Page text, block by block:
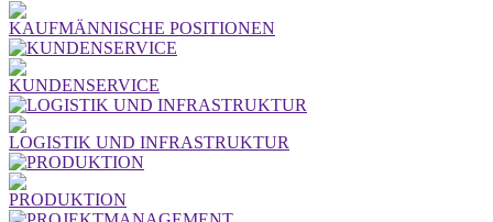
KAUFMÄNNISCHE POSITIONEN
KUNDENSERVICE
LOGISTIK UND INFRASTRUKTUR
PRODUKTION